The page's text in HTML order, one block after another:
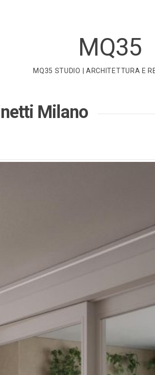
MQ35
MQ35 STUDIO | ARCHITETTURA E
Milano